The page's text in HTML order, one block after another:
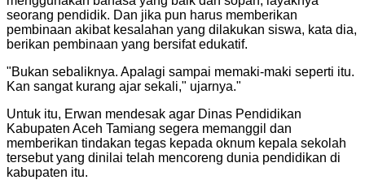
seorang pendidik. Dan jika pun harus memberikan
pembinaan akibat kesalahan yang dilakukan siswa, kata dia,
berikan pembinaan yang bersifat edukatif.
"Bukan sebaliknya. Apalagi sampai memaki-maki seperti itu.
Kan sangat kurang ajar sekali," ujarnya."
Untuk itu, Erwan mendesak agar Dinas Pendidikan
Kabupaten Aceh Tamiang segera memanggil dan
memberikan tindakan tegas kepada oknum kepala sekolah
tersebut yang dinilai telah mencoreng dunia pendidikan di
kabupaten itu.